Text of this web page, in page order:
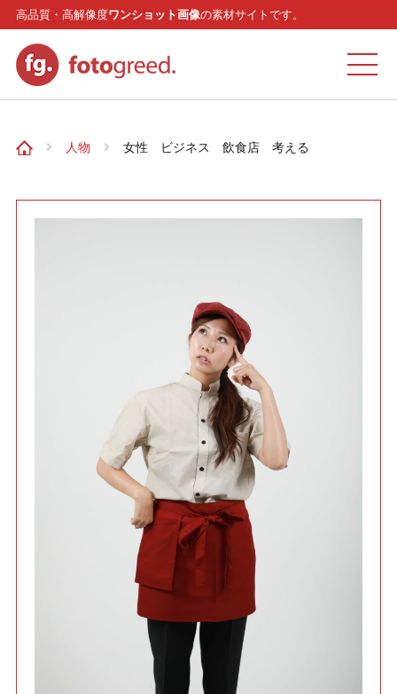
高品質・高解像度ワンショット画像の素材サイトです。
使い方・ヘルプ
人物 女性 ビジネス 飲食店 考える